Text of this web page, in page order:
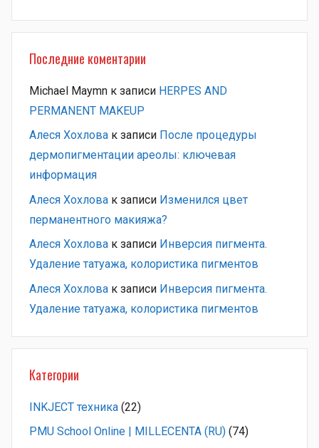
Последние коментарии
Michael Maymn к записи HERPES AND
PERMANENT MAKEUP
Алеся Хохлова к записи После процедуры
дермопигментации ареолы: ключевая
информация
Алеся Хохлова к записи Изменился цвет
перманентного макияжа?
Алеся Хохлова к записи Инверсия пигмента.
Удаление татуажа, колористика пигментов
Алеся Хохлова к записи Инверсия пигмента.
Удаление татуажа, колористика пигментов
Категории
INKJECT техника (22)
PMU School Online | MILLECENTA (RU) (74)